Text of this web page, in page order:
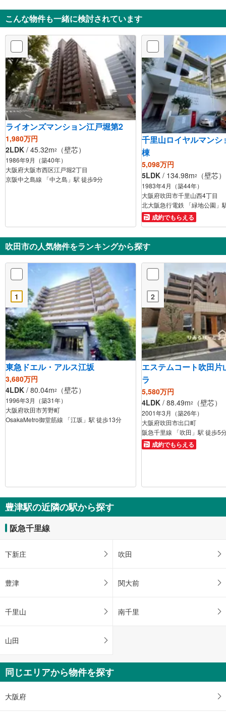
こんな物件も一緒に検討されています
ライオンズマンション江戸堀第2
1,980万円
2LDK / 45.32m2 （壁芯）
1986年9月（築40年）
大阪府大阪市西区江戸堀2丁目
京阪中之島線 「中之島」駅 徒歩9分
千里山ロイヤルマンシ
棟
5,098万円
5LDK / 134.98m2 （壁芯）
1983年4月（築44年）
大阪府吹田市千里山西4丁目
北大阪急行電鉄 「緑地公園」
成約でもらえる
吹田市の人気物件をランキングから探す
1
東急ドエル・アルス江坂
3,680万円
4LDK / 80.04m2 （壁芯）
1996年3月（築31年）
大阪府吹田市芳野町
OsakaMetro御堂筋線 「江坂」駅 徒歩13分
2
エステムコート吹田片
ラ
5,580万円
4LDK / 88.49m2 （壁芯）
2001年3月（築26年）
大阪府吹田市出口町
阪急千里線 「吹田」駅 徒歩5
成約でもらえる
豊津駅の近隣の駅から探す
阪急千里線
下新庄 吹田
豊津 関大前
千里山 南千里
山田
同じエリアから物件を探す
大阪府